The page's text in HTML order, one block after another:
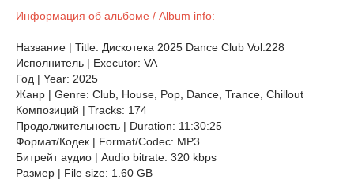
Информация об альбоме / Album info:
Название | Title: Дискотека 2025 Dance Club Vol.228
Исполнитель | Executor: VA
Год | Year: 2025
Жанр | Genre: Club, House, Pop, Dance, Trance, Chillоut
Композиций | Tracks: 174
Продолжительность | Duration: 11:30:25
Формат/Кодек | Format/Codec: MP3
Битрейт аудио | Audio bitrate: 320 kbps
Размер | File size: 1.60 GB